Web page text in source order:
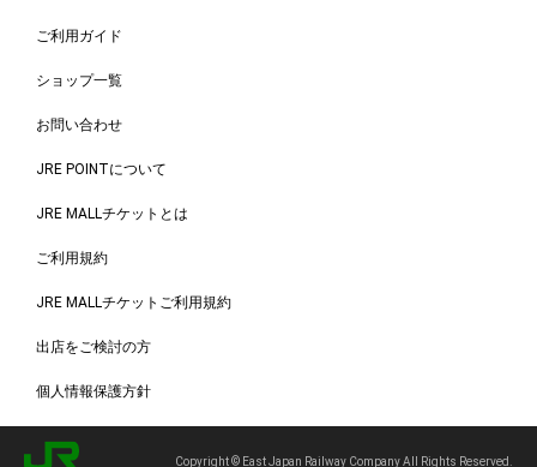
ご利用ガイド
ショップ一覧
お問い合わせ
JRE POINTについて
JRE MALLチケットとは
ご利用規約
JRE MALLチケットご利用規約
出店をご検討の方
個人情報保護方針
Copyright © East Japan Railway Company All Rights Reserved.